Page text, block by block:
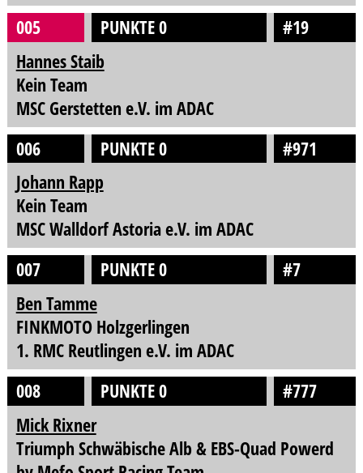
005
PUNKTE 0
#19
Hannes Staib
Kein Team
MSC Gerstetten e.V. im ADAC
006
PUNKTE 0
#971
Johann Rapp
Kein Team
MSC Walldorf Astoria e.V. im ADAC
007
PUNKTE 0
#7
Ben Tamme
FINKMOTO Holzgerlingen
1. RMC Reutlingen e.V. im ADAC
008
PUNKTE 0
#777
Mick Rixner
Triumph Schwäbische Alb & EBS-Quad Powerd